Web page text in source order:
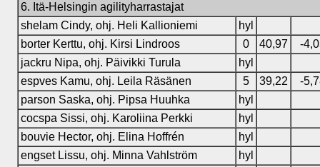
6. Itä-Helsingin agilityharrastajat
shelam Cindy, ohj. Heli Kallioniemi
hyl
borter Kerttu, ohj. Kirsi Lindroos
0 40,97
-
jackru Nipa, ohj. Päivikki Turula
hyl
espves Kamu, ohj. Leila Räsänen
5 39,22
-
parson Saska, ohj. Pipsa Huuhka
hyl
cocspa Sissi, ohj. Karoliina Perkki
hyl
bouvie Hector, ohj. Elina Hoffrén
hyl
engset Lissu, ohj. Minna Vahlström
hyl